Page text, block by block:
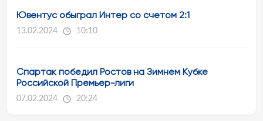
Ювентус обыграл Интер со счетом 2:1
13.02.2024 10:10
Спартак победил Ростов на Зимнем Кубке
Российской Премьер-лиги
07.02.2024 20:24